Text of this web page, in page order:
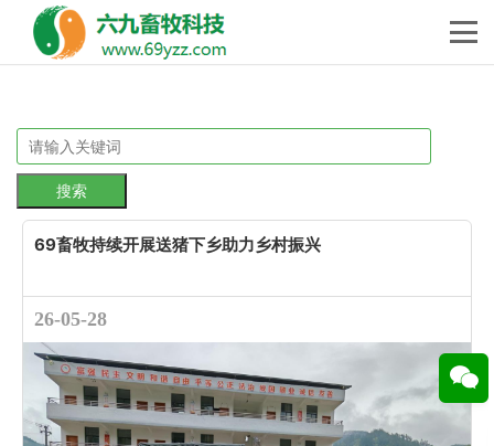
搜索
69畜牧持续开展送猪下乡助力乡村振兴
26-05-28